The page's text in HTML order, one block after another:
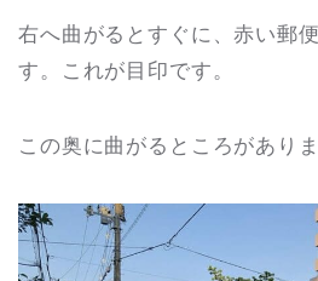
右へ曲がるとすぐに、赤い郵
す。これが目印です。
この奥に曲がるところがありま